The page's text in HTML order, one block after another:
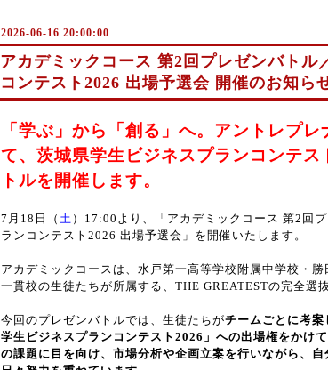
2026-06-16 20:00:00
アカデミックコース 第2回プレゼンバトル
コンテスト2026 出場予選会 開催のお知ら
「学ぶ」から「創る」へ。アントレプ
て、茨城県学生ビジネスプランコンテ
トルを開催します。
7月18日（ 土 ）17:00より、「アカデミックコース 第2回
ランコンテスト2026 出場予選会」を開催いたします。
アカデミックコースは、水戸第一高等学校附属中学校・
一貫校の生徒たちが所属する、THE GREATESTの完全選
今回のプレゼンバトルでは、生徒たちがチームごとに考
学生ビジネスプランコンテスト2026」への出場権をかけ
の課題に目を向け、市場分析や企画立案を行いながら、